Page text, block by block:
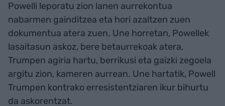
Powelli leporatu zion lanen aurrekontua
nabarmen gainditzea eta hori azaltzen zuen
dokumentua atera zuen. Une horretan, Powellek
lasaitasun askoz, bere betaurrekoak atera,
Trumpen agiria hartu, berrikusi eta gaizki zegoela
argitu zion, kameren aurrean. Une hartatik, Powell
Trumpen kontrako erresistentziaren ikur bihurtu
da askorentzat.